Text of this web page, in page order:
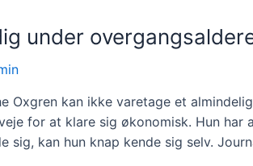
under
Oxgren kan ikke varetage et
for at klare sig økonomisk. Hun
sig, kan hun knap kende sig selv.